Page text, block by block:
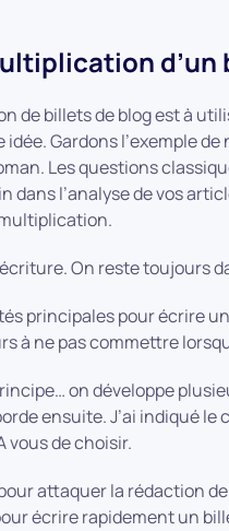
d’un
de billets de blog est à
Gardons l’exemple
Les questions
dans l’analyse de vos
On reste toujours
principales pour écrire
à ne pas commettre
on développe
ensuite. J’ai indiqué
vous de choisir.
attaquer la rédaction
écrire rapidement un